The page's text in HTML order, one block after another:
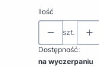
Ilość
szt.
Dostępność:
na wyczerpaniu